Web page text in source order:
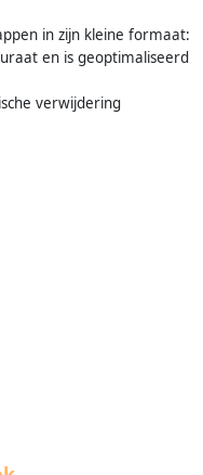
in zijn kleine formaat:
en is geoptimaliseerd
verwijdering